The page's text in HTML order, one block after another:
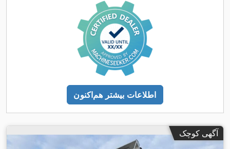
اطلاعات بیشتر هم‌اکنون
آگهی کوچک